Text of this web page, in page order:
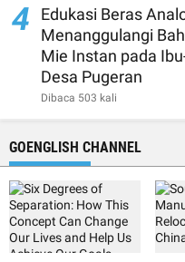
4
Edukasi Beras
Menanggulangi
Mie Instan pada
Desa Pugeran
Dibaca 503 kali
GOENGLISH CHANNEL